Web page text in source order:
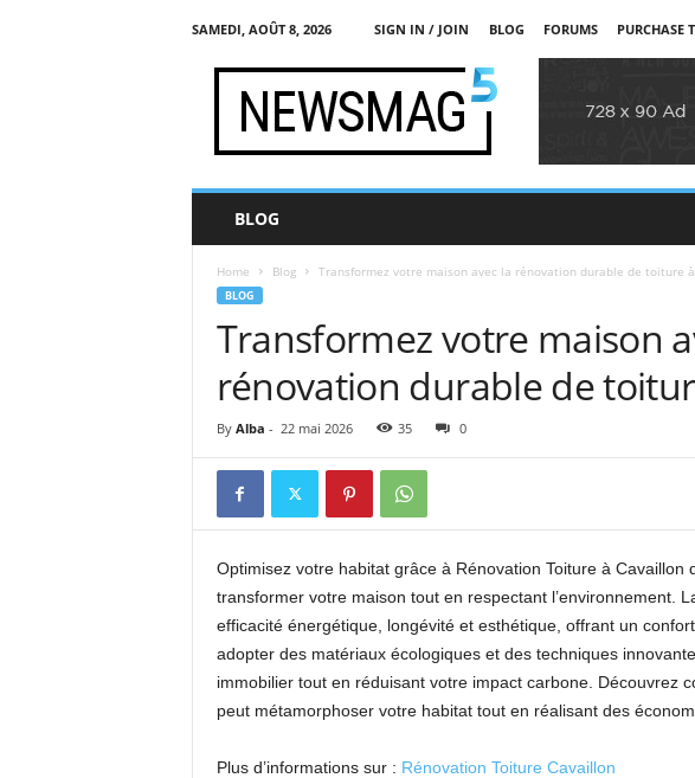
SAMEDI, AOÛT 8, 2026 SIGN IN / JOIN BLOG FORUMS
PURCHASE
BLOG
Home Blog Transformez votre maison avec la rénovation durable de toiture
BLOG
Transformez votre maison
rénovation durable de
By Alba - 22 mai 2026 35 0
Optimisez votre habitat grâce à Rénovation Toiture à Cavaillon
transformer votre maison tout en respectant l’environnement.
efficacité énergétique, longévité et esthétique, offrant un
adopter des matériaux écologiques et des techniques
immobilier tout en réduisant votre impact carbone. Découvrez
peut métamorphoser votre habitat tout en réalisant des
Plus d’informations sur : Rénovation Toiture Cavaillon